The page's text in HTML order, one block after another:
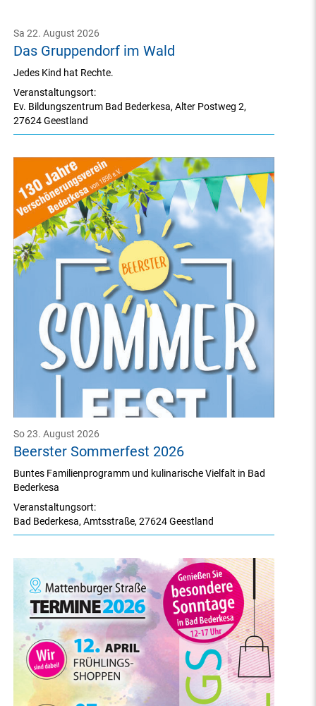
Das Gruppendorf im Wald
Sa 22. August 2026
Veranstaltungsort:
Ev. Bildungszentrum Bad Bederkesa,Alter Postweg 2,
27624 Geestland
Jedes Kind hat Rechte.
Beerster Sommerfest 2026
So 23. August 2026
Veranstaltungsort:
Bad Bederkesa,Amtsstraße,27624 Geestland
Buntes Familienprogramm und kulinarische Vielfalt in Bad
Bederkesa